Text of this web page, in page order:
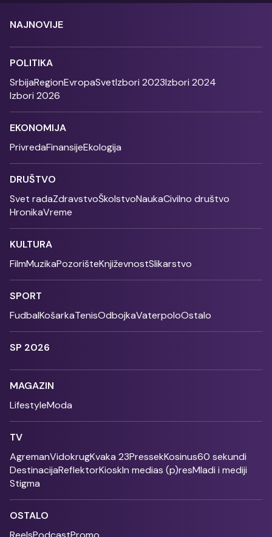
NAJNOVIJE
POLITIKA
SrbijaRegionEvropaSvetIzbori 2023Izbori 2024
Izbori 2026
EKONOMIJA
PrivredaFinansijeEkologija
DRUŠTVO
Svet radaZdravstvoŠkolstvoNaukaCivilno društvo
HronikaVreme
KULTURA
FilmMuzikaPozorišteKnjiževnostSlikarstvo
SPORT
FudbalKošarkaTenisOdbojkaVaterpoloOstalo
SP 2026
MAGAZIN
LifestyleModa
TV
AgremanVidokrugKvaka 23PressekKosinus60 sekundi
DestinacijaReflektorKioskIn medias (p)resMladi i mediji
Stigma
OSTALO